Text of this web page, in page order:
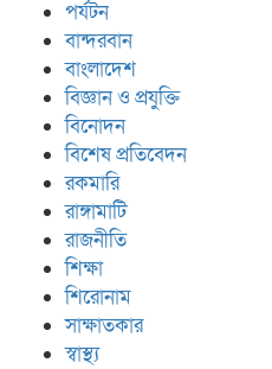
পর্যটন
বান্দরবান
বাংলাদেশ
বিজ্ঞান ও প্রযুক্তি
বিনোদন
বিশেষ প্রতিবেদন
রকমারি
রাঙ্গামাটি
রাজনীতি
শিক্ষা
শিরোনাম
সাক্ষাতকার
স্বাস্থ্য